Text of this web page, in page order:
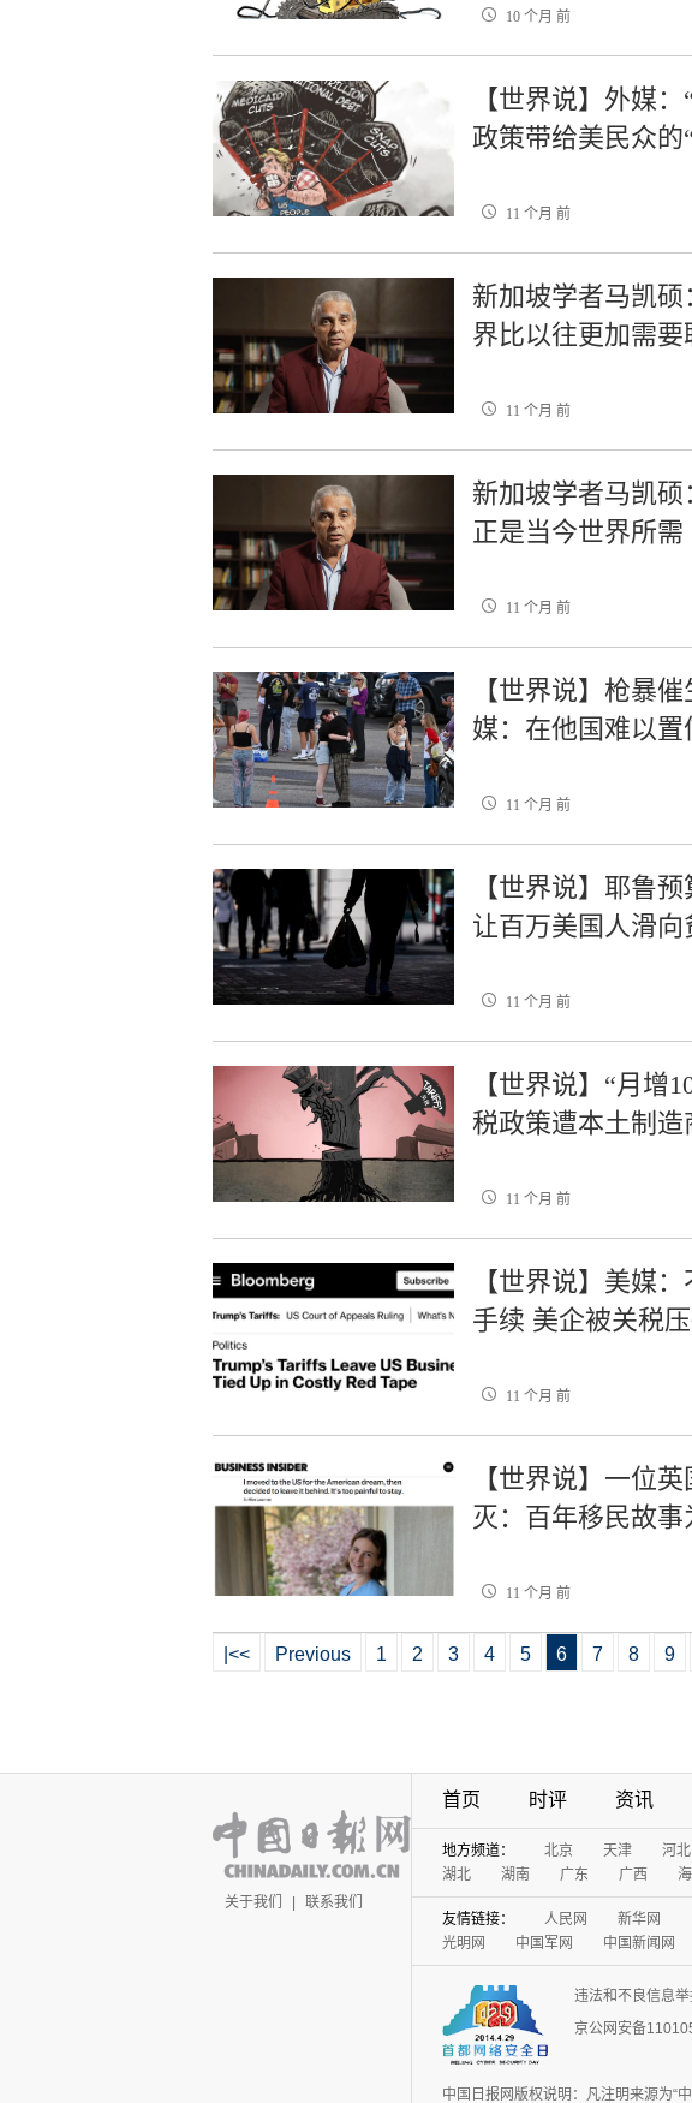
10 个月 前
【世界说】外媒
政策带给美民众的
11 个月 前
新加坡学者马凯
界比以往更加需要
11 个月 前
新加坡学者马凯
正是当今世界所需
11 个月 前
【世界说】枪暴
媒：在他国难以
11 个月 前
【世界说】耶鲁
让百万美国人滑向
11 个月 前
【世界说】“月增
税政策遭本土制造
11 个月 前
【世界说】美媒
手续 美企被关税
11 个月 前
【世界说】一位
灭：百年移民故事
11 个月 前
|<< Previous 1 2 3 4 5 6 7 8 9
关于我们 | 联系我们
首页 时评 资讯
地方频道： 北京 天津 河北
湖北
湖南 广东 广西
友情链接： 人民网 新华网
光明网
中国军网 中国新闻网
违法和不良信息举
京公网安备
中国日报网版权说明：凡注明来源为“